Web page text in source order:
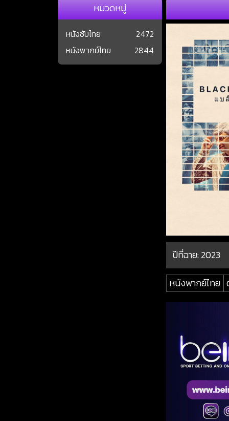
ปีที่ฉาย:2023
หนังพากย์ไทย
หมวดหมู่
หนังซับไทย
2472
หนังพากย์ไทย
2844